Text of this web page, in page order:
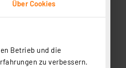
Über Cookies
Betrieb und die
zu verbessern.